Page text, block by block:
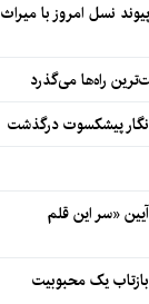
نسل امروز با میراث
راه‌ها می‌گذرد
پیشکسوت درگذشت
در آیین «سر این قلم
یک محبوبیت